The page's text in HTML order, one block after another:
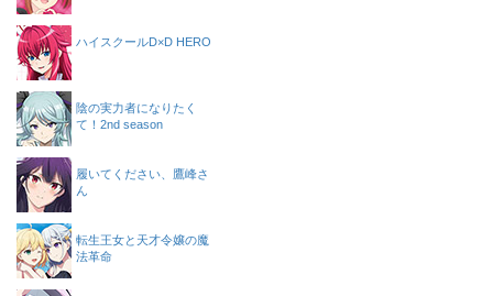
ハイスクールD×D HERO
陰の実力者になりたく
て！2nd season
履いてください、鷹峰さ
ん
転生王女と天才令嬢の魔
法革命